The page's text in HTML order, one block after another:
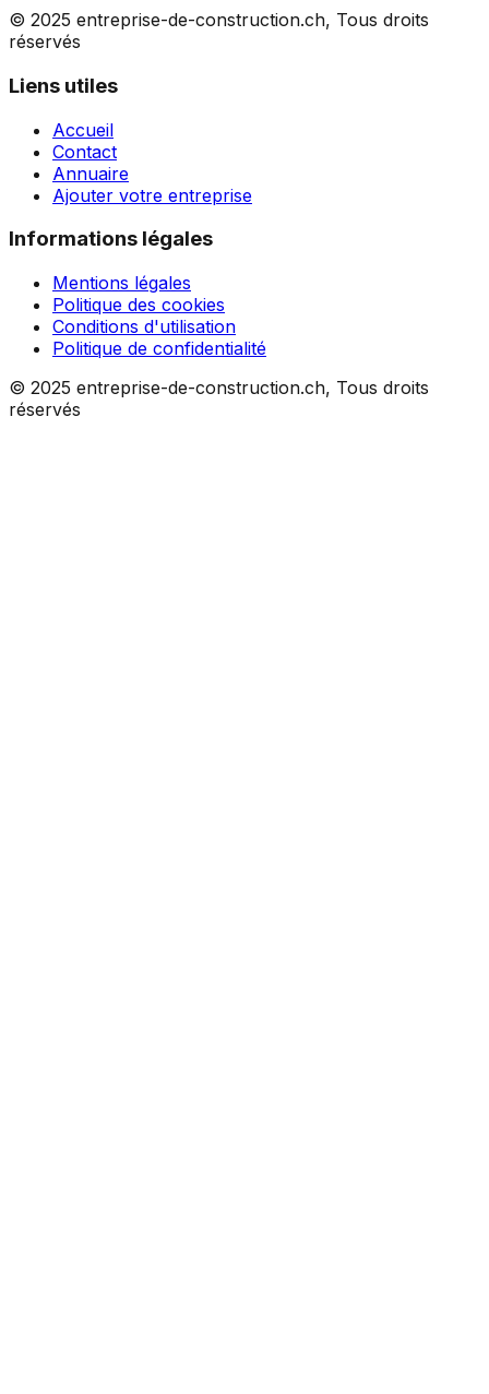
© 2025 entreprise-de-construction.ch, Tous droits
réservés
Liens utiles
Accueil
Contact
Annuaire
Ajouter votre entreprise
Informations légales
Mentions légales
Politique des cookies
Conditions d'utilisation
Politique de confidentialité
© 2025 entreprise-de-construction.ch, Tous droits
réservés